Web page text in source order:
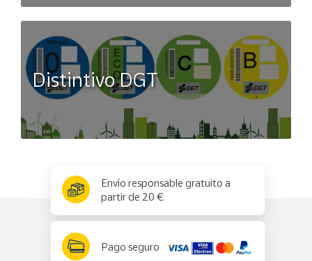
Distintivo DGT
Envío responsable gratuito a
partir de 20 €
Pago seguro